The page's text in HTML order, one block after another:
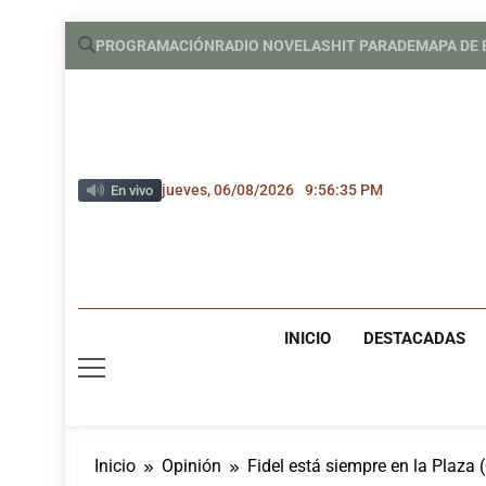
Saltar
PROGRAMACIÓNRADIO NOVELASHIT PARADEMAPA DE
En vivo jueves, 06/08/2026 9:56:36 PM
INICIO DESTACADAS
Inicio Opinión Fidel está siempre en la Plaza